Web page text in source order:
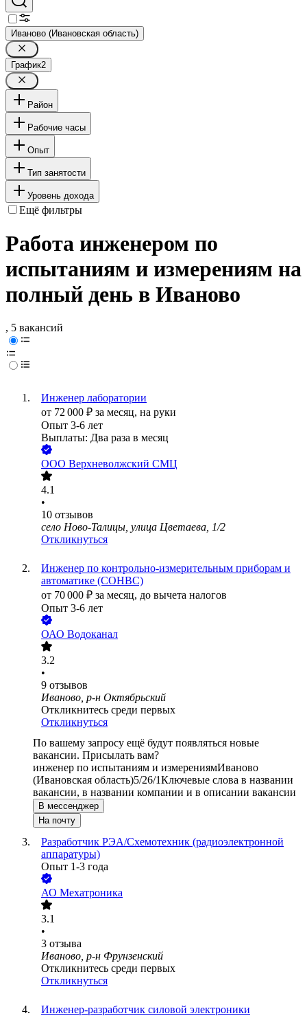
Иваново (Ивановская область)
График2
Район
Рабочие часы
Опыт
Тип занятости
Уровень дохода
Ещё фильтры
Работа инженером по
испытаниям и измерениям на
полный день в Иваново
, 5 вакансий
Инженер лаборатории
от 72 000 ₽ за месяц, на руки
Опыт 3-6 лет
Выплаты: Два раза в месяц
ООО Верхневолжский СМЦ
4.1
•
10 отзывов
село Ново-Талицы, улица Цветаева, 1/2
Откликнуться
Инженер по контрольно-измерительным приборам и
автоматике (СОНВС)
от 70 000 ₽ за месяц, до вычета налогов
Опыт 3-6 лет
ОАО Водоканал
3.2
•
9 отзывов
Иваново, р-н Октябрьский
Откликнитесь среди первых
Откликнуться
По вашему запросу ещё будут появляться новые
вакансии. Присылать вам?
инженер по испытаниям и измерениямИваново
(Ивановская область)5/26/1Ключевые слова в названии
вакансии, в названии компании и в описании вакансии
В мессенджер
На почту
Разработчик РЭА/Схемотехник (радиоэлектронной
аппаратуры)
Опыт 1-3 года
АО Мехатроника
3.1
•
3 отзыва
Иваново, р-н Фрунзенский
Откликнитесь среди первых
Откликнуться
Инженер-разработчик силовой электроники